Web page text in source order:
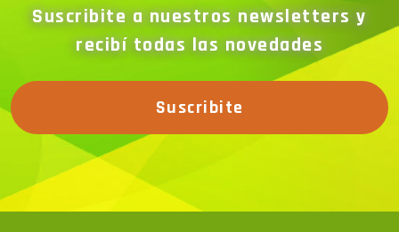
Suscribite a nuestros newsletters y
recibí todas las novedades
Suscribite